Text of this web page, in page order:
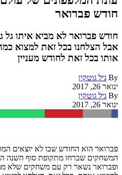
חודש פברואר
חודש פברואר לא מביא איתו
אבל הצלחנו בכל זאת למצוא
אותו בכל זאת לחודש מעניין
By גיל גוטקין
ינואר 26, 2017
By גיל גוטקין
ינואר 26, 2017
פברואר הוא החודש שבו לא יוצאים
המשחקים שברחו מתקופת סוף השנה
ופברואר נשאר רק עם משחקים שלא